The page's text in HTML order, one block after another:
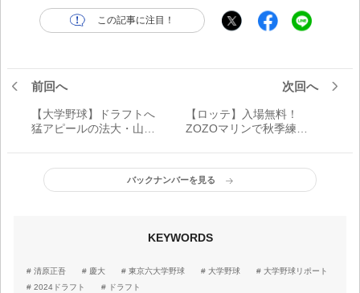
この記事に注目！
前回へ
【大学野球】ドラフトへ
猛アピールの法大・山城
で結果残せた3つの理由
次回へ
【ロッテ】入場無料！
ZOZOマリンで秋季練習
う
バックナンバーを見る
KEYWORDS
清原正吾 慶大 東京六大学野球 大学野球
大学野球リポート
2024ドラフト
ドラフト